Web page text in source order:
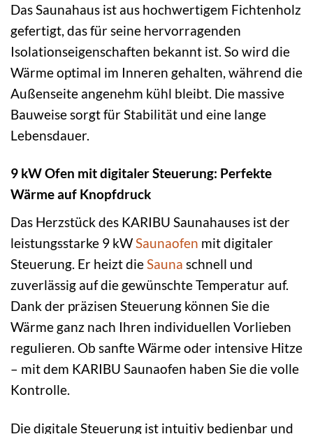
Das Saunahaus ist aus hochwertigem Fichtenholz
gefertigt, das für seine hervorragenden
Isolationseigenschaften bekannt ist. So wird die
Wärme optimal im Inneren gehalten, während die
Außenseite angenehm kühl bleibt. Die massive
Bauweise sorgt für Stabilität und eine lange
Lebensdauer.
9 kW Ofen mit digitaler Steuerung: Perfekte
Wärme auf Knopfdruck
Das Herzstück des KARIBU Saunahauses ist der
leistungsstarke 9 kWSaunaofen mit digitaler
Steuerung. Er heizt dieSauna schnell und
zuverlässig auf die gewünschte Temperatur auf.
Dank der präzisen Steuerung können Sie die
Wärme ganz nach Ihren individuellen Vorlieben
regulieren. Ob sanfte Wärme oder intensive Hitze
– mit dem KARIBU Saunaofen haben Sie die volle
Kontrolle.
Die digitale Steuerung ist intuitiv bedienbar und